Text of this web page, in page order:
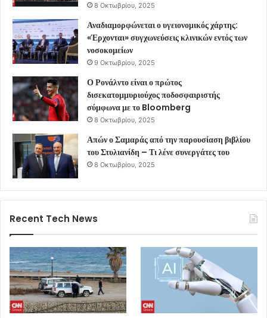
8 Οκτωβρίου, 2025
Αναδιαμορφώνεται ο υγειονομικός χάρτης:
«Έρχονται» συγχωνεύσεις κλινικών εντός των
νοσοκομείων
9 Οκτωβρίου, 2025
Ο Ρονάλντο είναι ο πρώτος
δισεκατομμυριούχος ποδοσφαιριστής
σύμφωνα με το Bloomberg
8 Οκτωβρίου, 2025
Απών ο Σαμαράς από την παρουσίαση βιβλίου
του Στυλιανίδη – Τι λένε συνεργάτες του
8 Οκτωβρίου, 2025
Recent Tech News